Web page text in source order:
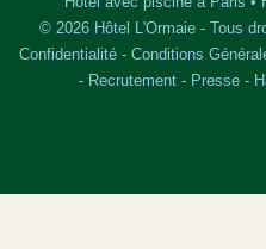
© 2026 Hôtel L'Ormaie - Tous
Confidentialité - Conditions
- Recrutement- Presse-